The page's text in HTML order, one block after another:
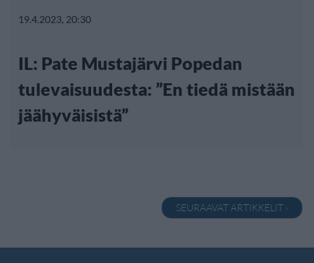
19.4.2023, 20:30
IL: Pate Mustajärvi Popedan
tulevaisuudesta: ”En tiedä mistään
jäähyväisistä”
SEURAAVAT ARTIKKELIT ›